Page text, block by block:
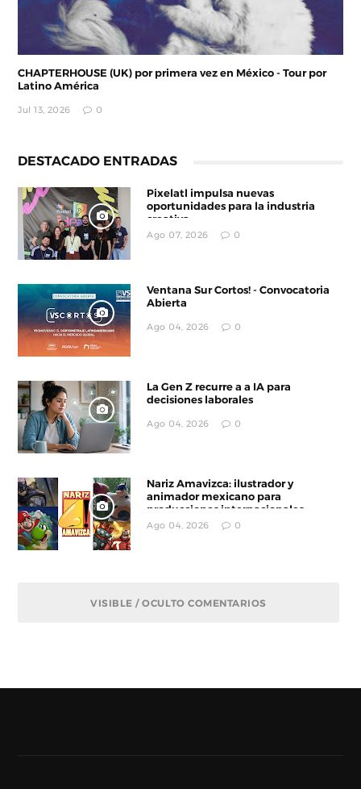
CHAPTERHOUSE (UK) por primera vez en México - Tour por
Latino América
Jul 13, 2026 0
DESTACADO ENTRADAS
Pixelatl impulsa nuevas
oportunidades para la industria
creativa
Ago 07, 2026 0
Ventana Sur Cortos! - Convocatoria
Abierta
Ago 04, 2026 0
La Gen Z recurre a a IA para
decisiones laborales
Ago 04, 2026 0
Nariz Amavizca: ilustrador y
animador mexicano para
producciones internacionales
Ago 04, 2026 0
VISIBLE / OCULTO COMENTARIOS